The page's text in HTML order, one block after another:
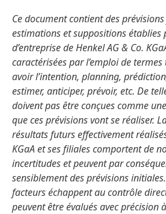
Ce document contient des
estimations et suppositions établies
d’entreprise de Henkel AG & Co.
caractérisées par l’emploi de
avoir l’intention, planning,
estimer, anticiper, prévoir, etc. De
doivent pas être conçues comme
que ces prévisions vont se réaliser.
résultats futurs effectivement
KGaA et ses filiales comportent de
incertitudes et peuvent par
sensiblement des prévisions
facteurs échappent au contrôle
peuvent être évalués avec précision